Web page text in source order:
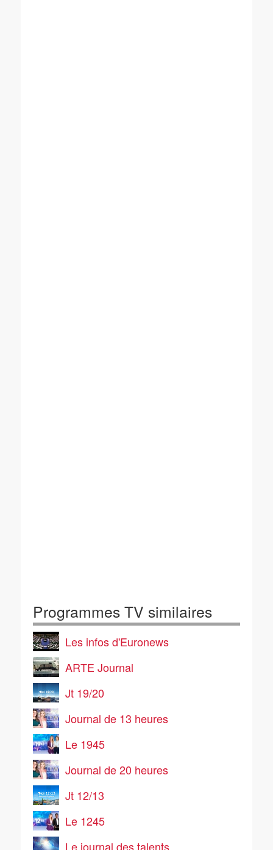
Programmes TV similaires
Les infos d'Euronews
ARTE Journal
Jt 19/20
Journal de 13 heures
Le 1945
Journal de 20 heures
Jt 12/13
Le 1245
Le journal des talents